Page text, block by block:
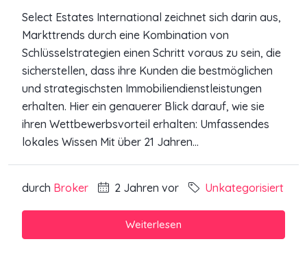
Select Estates International zeichnet sich darin aus,
Markttrends durch eine Kombination von
Schlüsselstrategien einen Schritt voraus zu sein, die
sicherstellen, dass ihre Kunden die bestmöglichen
und strategischsten Immobiliendienstleistungen
erhalten. Hier ein genauerer Blick darauf, wie sie
ihren Wettbewerbsvorteil erhalten: Umfassendes
lokales Wissen Mit über 21 Jahren...
durch Broker 2 Jahren vor Unkategorisiert
Weiterlesen